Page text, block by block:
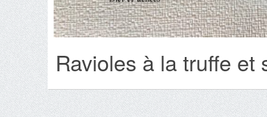
Ravioles à la truffe